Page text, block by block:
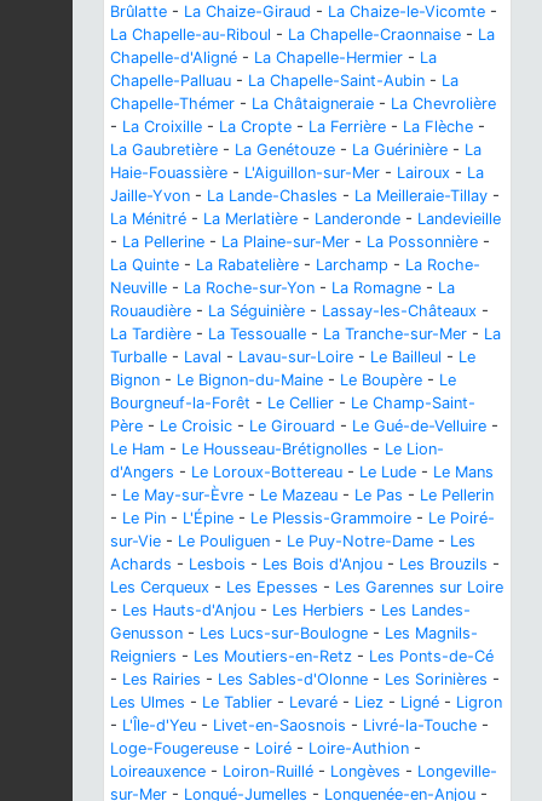
Brûlatte - La Chaize-Giraud - La Chaize-le-Vicomte -
La Chapelle-au-Riboul - La Chapelle-Craonnaise - La
Chapelle-d'Aligné - La Chapelle-Hermier - La
Chapelle-Palluau - La Chapelle-Saint-Aubin - La
Chapelle-Thémer - La Châtaigneraie - La Chevrolière
- La Croixille - La Cropte - La Ferrière - La Flèche -
La Gaubretière - La Genétouze - La Guérinière - La
Haie-Fouassière - L'Aiguillon-sur-Mer - Lairoux - La
Jaille-Yvon - La Lande-Chasles - La Meilleraie-Tillay -
La Ménitré - La Merlatière - Landeronde - Landevieille
- La Pellerine - La Plaine-sur-Mer - La Possonnière -
La Quinte - La Rabatelière - Larchamp - La Roche-
Neuville - La Roche-sur-Yon - La Romagne - La
Rouaudière - La Séguinière - Lassay-les-Châteaux -
La Tardière - La Tessoualle - La Tranche-sur-Mer - La
Turballe - Laval - Lavau-sur-Loire - Le Bailleul - Le
Bignon - Le Bignon-du-Maine - Le Boupère - Le
Bourgneuf-la-Forêt - Le Cellier - Le Champ-Saint-
Père - Le Croisic - Le Girouard - Le Gué-de-Velluire -
Le Ham - Le Housseau-Brétignolles - Le Lion-
d'Angers - Le Loroux-Bottereau - Le Lude - Le Mans
- Le May-sur-Èvre - Le Mazeau - Le Pas - Le Pellerin
- Le Pin - L'Épine - Le Plessis-Grammoire - Le Poiré-
sur-Vie - Le Pouliguen - Le Puy-Notre-Dame - Les
Achards - Lesbois - Les Bois d'Anjou - Les Brouzils -
Les Cerqueux - Les Epesses - Les Garennes sur Loire
- Les Hauts-d'Anjou - Les Herbiers - Les Landes-
Genusson - Les Lucs-sur-Boulogne - Les Magnils-
Reigniers - Les Moutiers-en-Retz - Les Ponts-de-Cé
- Les Rairies - Les Sables-d'Olonne - Les Sorinières -
Les Ulmes - Le Tablier - Levaré - Liez - Ligné - Ligron
- L'Île-d'Yeu - Livet-en-Saosnois - Livré-la-Touche -
Loge-Fougereuse - Loiré - Loire-Authion -
Loireauxence - Loiron-Ruillé - Longèves - Longeville-
sur-Mer - Longué-Jumelles - Longuenée-en-Anjou -